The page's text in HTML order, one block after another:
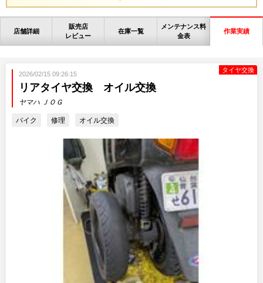
店舗詳細
販売店
レビュー
在庫一覧
メンテナンス料
金表
作業実績
タイヤ交換
2026/02/15 09:26:15
リアタイヤ交換 オイル交換
ヤマハ ＪＯＧ
バイク 修理 オイル交換